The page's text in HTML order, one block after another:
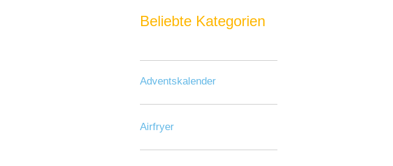
Beliebte Kategorien
Adventskalender
Airfryer